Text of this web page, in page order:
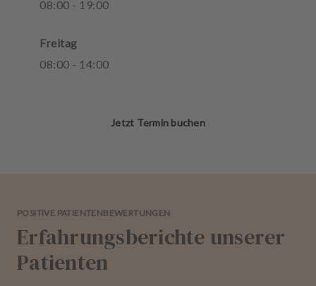
08:00 - 19:00
Freitag
08:00 - 14:00
Jetzt Termin buchen
POSITIVE PATIENTENBEWERTUNGEN
Erfahrungsberichte unserer
Patienten